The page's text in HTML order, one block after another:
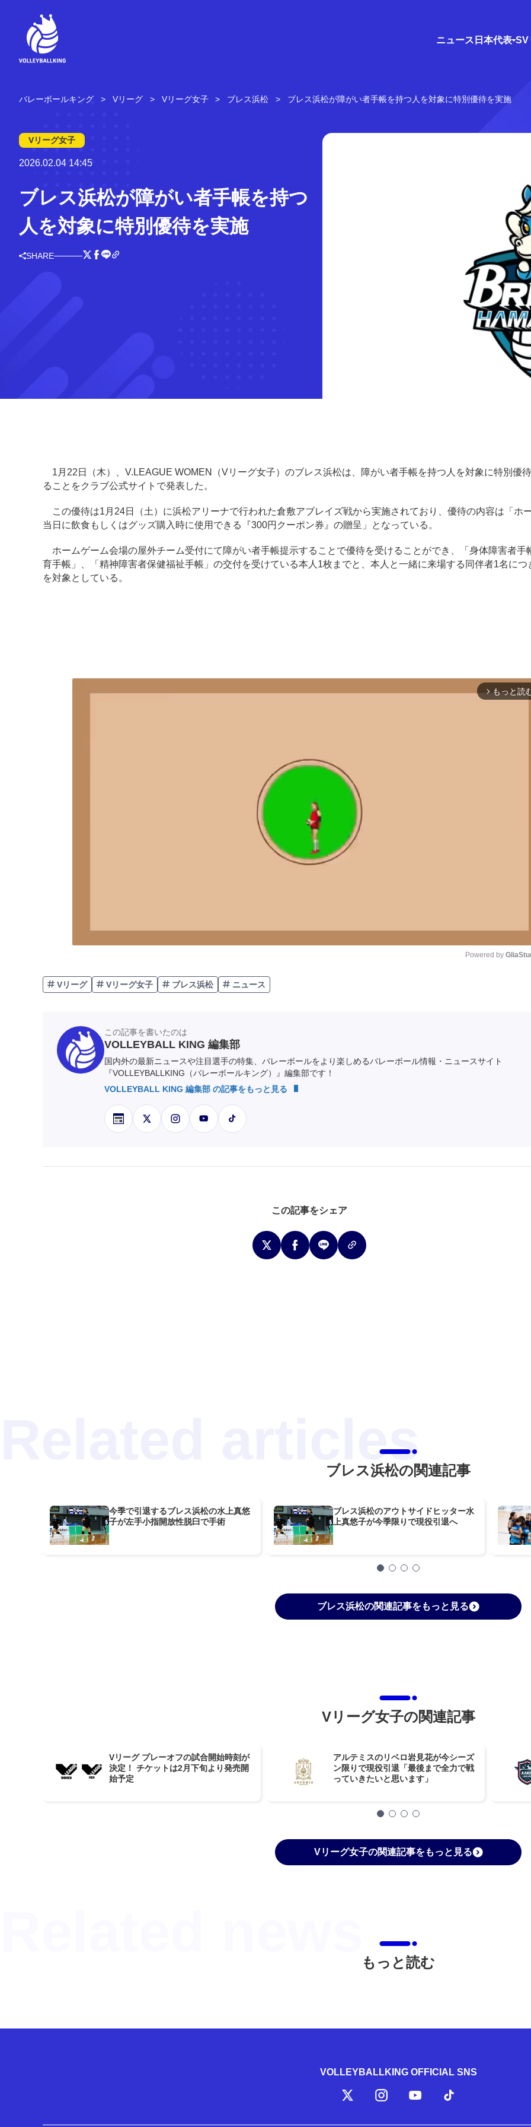
ニュース 日本代表 SV
バレーボールキング Vリーグ Vリーグ女子 ブレス浜松 ブレス浜松が障がい者手帳を持つ人を対象に特別優待を実施
Vリーグ女子
2026.02.04 14:45
ブレス浜松が障がい者手帳を持つ
人を対象に特別優待を実施
SHARE
1月22日（木）、V.LEAGUE WOMEN（Vリーグ女子）のブレス浜松は、障がい者手帳を持つ人を対象に特別優
ることをクラブ公式サイトで発表した。
この優待は1月24日（土）に浜松アリーナで行われた倉敷アブレイズ戦から実施されており、優待の内容は「ホ
当日に飲食もしくはグッズ購入時に使用できる『300円クーポン券』の贈呈」となっている。
ホームゲーム会場の屋外チーム受付にて障がい者手帳提示することで優待を受けることができ、「身体障害者手
育手帳」、「精神障害者保健福祉手帳」の交付を受けている本人1枚までと、本人と一緒に来場する同伴者1名につ
を対象としている。
arrow_forward_ios もっと読
Powered by
Vリーグ Vリーグ女子 ブレス浜松 ニュース
この記事を書いたのは
VOLLEYBALL KING 編集部
国内外の最新ニュースや注目選手の特集、バレーボールをより楽しめるバレーボール情報・ニュースサイト
『VOLLEYBALLKING（バレーボールキング）』編集部です！
VOLLEYBALL KING 編集部 の記事をもっと見る
この記事をシェア
ブレス浜松の関連記事
今季で引退するブレス浜松の水上真悠
子が左手小指開放性脱臼で手術
ブレス浜松のアウトサイドヒッター水
上真悠子が今季限りで現役引退へ
ブレス浜松の関連記事をもっと見る
Vリーグ女子の関連記事
Vリーグ プレーオフの試合開始時刻が
決定！ チケットは2月下旬より発売開
始予定
アルテミスのリベロ岩見花が今シーズ
ン限りで現役引退「最後まで全力で戦
っていきたいと思います」
Vリーグ女子の関連記事をもっと見る
もっと読む
VOLLEYBALLKING OFFICIAL SNS